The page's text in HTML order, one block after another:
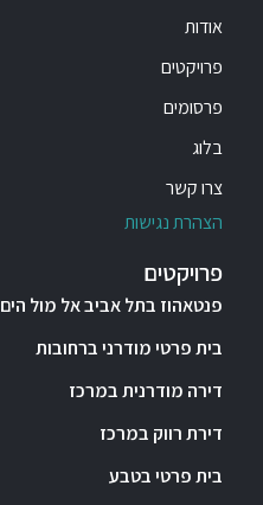
אודות
פרויקטים
פרסומים
בלוג
צרו קשר
הצהרת נגישות
פרויקטים
פנטאהוז בתל אביב אל מול הים
בית פרטי מודרני ברחובות
דירה מודרנית במרכז
דירת רווק במרכז
בית פרטי בטבע